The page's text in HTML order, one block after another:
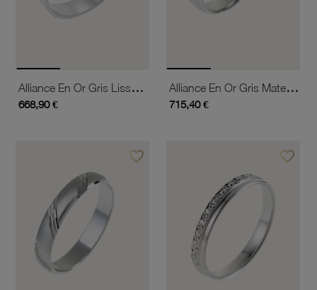
Alliance En Or Gris Lisse Et Satiné 4mm
668,90 €
Alliance En Or Gris Mate Et Lisse, Largeur 4,5 Mm
715,40 €
favorite_borderAjouter à vos favoris favorite_borderAjouter